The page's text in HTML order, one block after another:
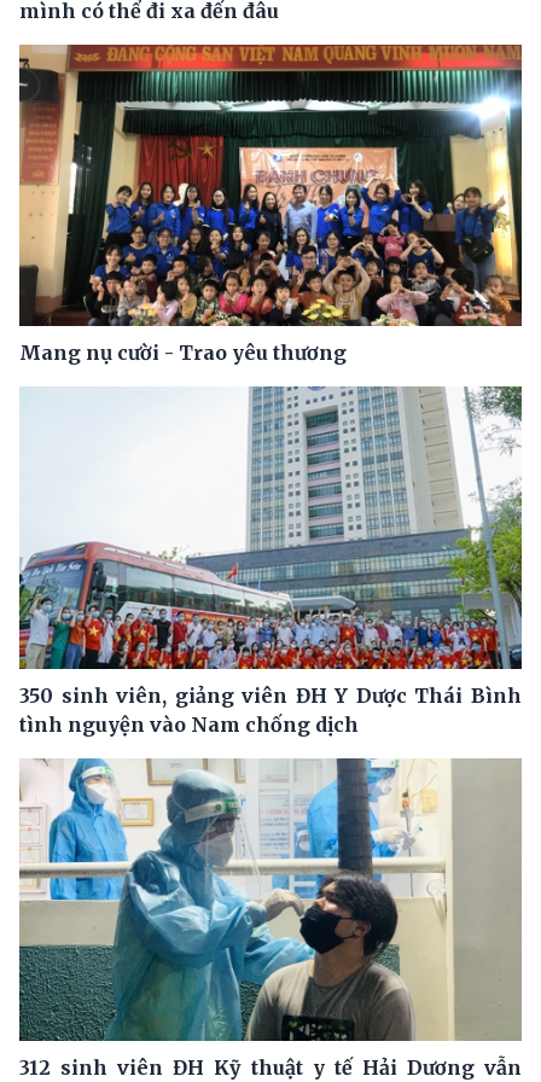
mình có thể đi xa đến đâu
Mang nụ cười - Trao yêu thương
350 sinh viên, giảng viên ĐH Y Dược Thái Bình
tình nguyện vào Nam chống dịch
312 sinh viên ĐH Kỹ thuật y tế Hải Dương vẫn